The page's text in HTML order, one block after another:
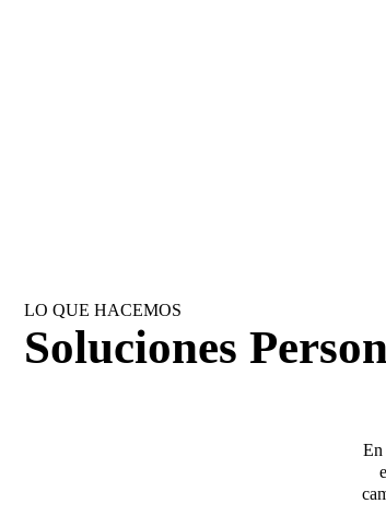
LO QUE HACEMOS
Soluciones
En